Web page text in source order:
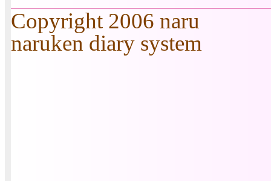
Copyright 2006 naru
naruken diary system